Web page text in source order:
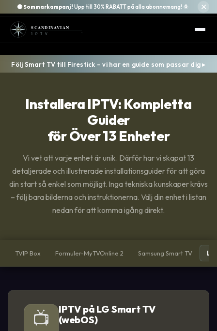
🟡Sommarkampanj! Upp till 30% RABATT på alla abonnemang! 🌞 ✕
Följ Smart TV till Firestick – vi har en guide som passar dig ▸
Installera IPTV: Kompletta
Guider
för Över 13 Enheter
Vi vet att varje enhet är unik. Därför har vi skapat 13
detaljerade och illustrerade installationsguider för att göra
din start så enkel som möjligt. Inga tekniska kunskaper krävs
– följ bara bilderna och instruktionerna. Välj din enhet i listan
nedan för att komma igång direkt.
TVIP Box Formuler-MyTVOnline 2 Samsung Smart TV
📺
IPTV på LG Smart TV
(webOS)